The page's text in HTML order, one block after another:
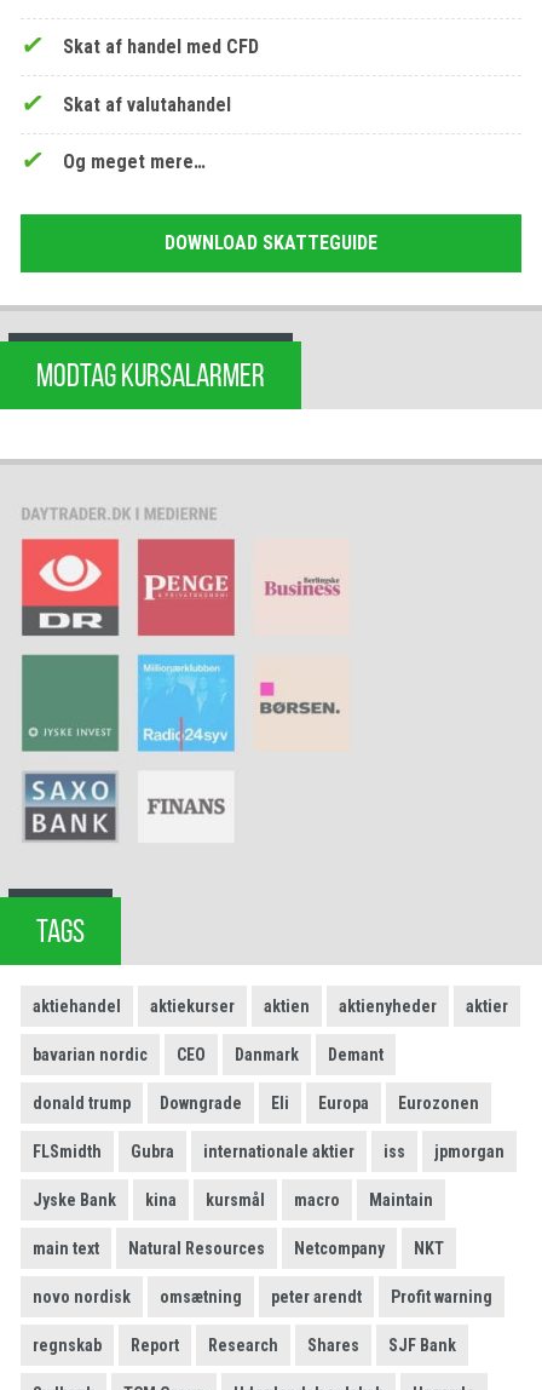
Skat af handel med CFD
Skat af valutahandel
Og meget mere…
DOWNLOAD SKATTEGUIDE
MODTAG KURSALARMER
TAGS
aktiehandel aktiekurser aktien aktienyheder aktier
bavarian nordic CEO Danmark Demant
donald trump Downgrade Eli Europa Eurozonen
FLSmidth Gubra internationale aktier iss jpmorgan
Jyske Bank kina kursmål macro Maintain
main text Natural Resources Netcompany NKT
novo nordisk omsætning peter arendt Profit warning
regnskab Report Research Shares SJF Bank